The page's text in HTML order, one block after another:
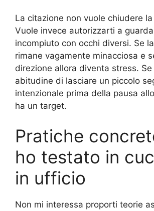
La citazione non vuole chiudere
Vuole invece autorizzarti a
incompiuto con occhi diversi. Se
rimane vagamente minacciosa e
direzione allora diventa stress.
abitudine di lasciare un piccolo
intenzionale prima della pausa
ha un target.
Pratiche
ho testato in
in ufficio
Non mi interessa proporti teorie